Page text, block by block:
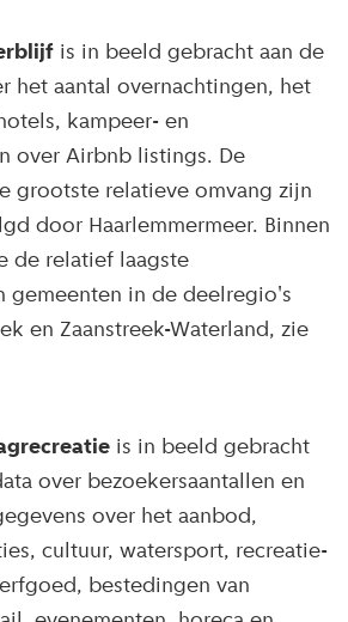
is in beeld gebracht aan de
het aantal overnachtingen, het
kampeer- en
over Airbnb listings. De
grootste relatieve omvang zijn
door Haarlemmermeer. Binnen
de relatief laagste
gemeenten in de deelregio's
en Zaanstreek-Waterland, zie
is in beeld gebracht
over bezoekersaantallen en
over het aanbod,
cultuur, watersport, recreatie-
bestedingen van